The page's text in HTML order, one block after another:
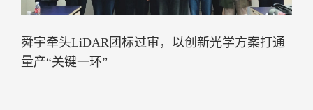
舜宇牵头LiDAR团标过审，以创新光学方案打通
量产“关键一环”